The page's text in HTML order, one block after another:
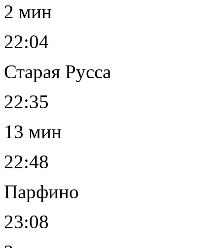
2 мин
22:04
Старая Русса
22:35
13 мин
22:48
Парфино
23:08